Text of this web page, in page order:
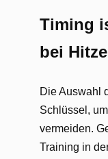
Timing
bei
Die Auswahl
Schlüssel,
vermeiden.
Training in